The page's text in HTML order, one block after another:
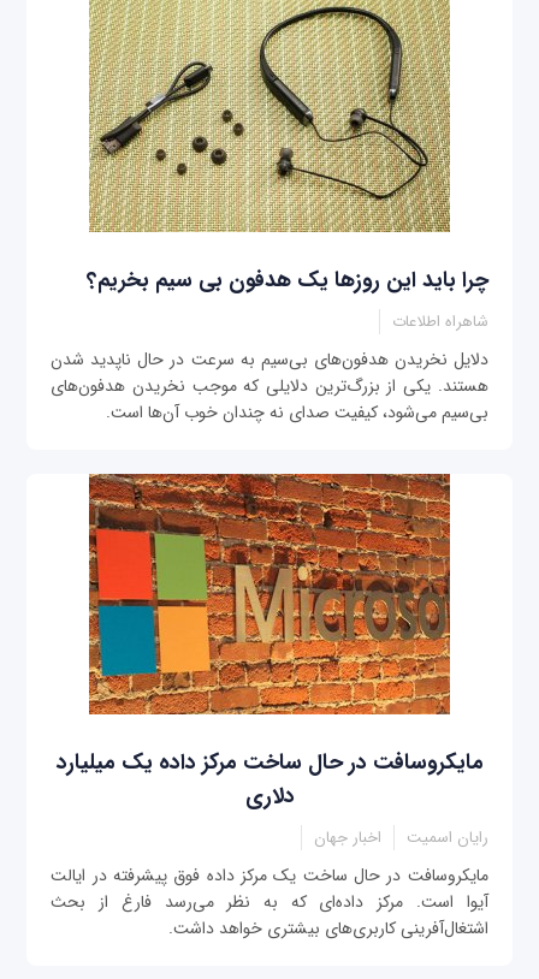
چرا باید این روزها یک هدفون بی سیم بخریم؟
شاهراه اطلاعات
دلایل نخریدن هدفون‌های بی‌سیم به سرعت در حال ناپدید شدن
هستند. یکی از بزرگ‌ترین دلایلی که موجب نخریدن هدفون‌های
بی‌سیم می‌شود، کیفیت صدای نه چندان خوب آن‌ها است.
مایکروسافت در حال ساخت مرکز داده یک میلیارد
دلاری
رایان اسمیت اخبار جهان
مایکروسافت در حال ساخت یک مرکز داده‌ فوق پیشرفته در ایالت
آیوا است. مرکز داده‌ای که به نظر می‌رسد فارغ از بحث
اشتغال‌آفرینی کاربری‌های بیشتری خواهد داشت.